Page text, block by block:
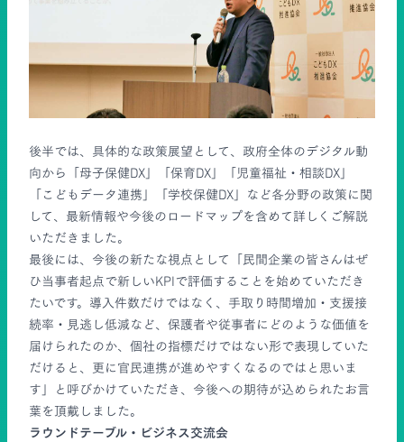
後半では、具体的な政策展望として、政府全体のデジタル動
向から「母子保健DX」「保育DX」「児童福祉・相談DX」
「こどもデータ連携」「学校保健DX」など各分野の政策に関
して、最新情報や今後のロードマップを含めて詳しくご解説
いただきました。
最後には、今後の新たな視点として「民間企業の皆さんはぜ
ひ当事者起点で新しいKPIで評価することを始めていただき
たいです。導入件数だけではなく、手取り時間増加・支援接
続率・見逃し低減など、保護者や従事者にどのような価値を
届けられたのか、個社の指標だけではない形で表現していた
だけると、更に官民連携が進めやすくなるのではと思いま
す」と呼びかけていただき、今後への期待が込められたお言
葉を頂戴しました。
ラウンドテーブル・ビジネス交流会